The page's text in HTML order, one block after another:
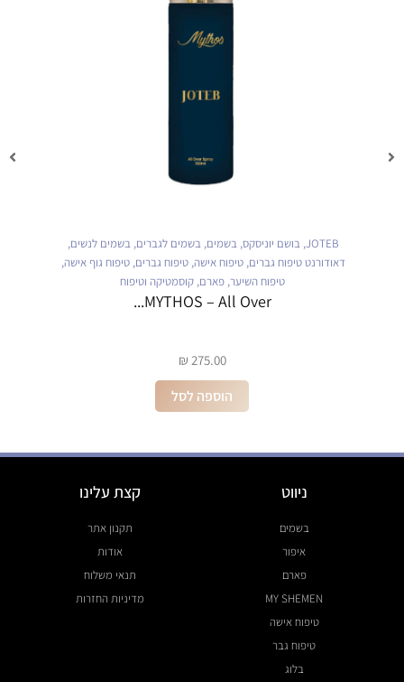
JOTEB
, בושם יוניסקס, בשמים, בשמים לגברים, בשמים לנשים,
דאודורנט טיפוח גברים, טיפוח אישה, טיפוח גברים, טיפוח גוף אישה,
טיפוח השיער,פארם,קוסמטיקה וטיפוח
MYTHOS – All Over...
275.00
₪
הוספה לסל
ניווט
בשמים
איפור
פארם
MY SHEMEN
טיפוח אישה
טיפוח גבר
בלוג
קצת עלינו
תקנון אתר
אודות
תנאי משלוח
מדיניות החזרות